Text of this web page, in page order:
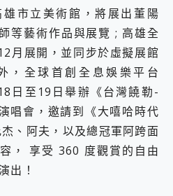
市立美術館，將展出董陽
等藝術作品與展覽 ; 高雄全
月展開，並同步於虛擬展館
，全球首創全息娛樂平台
日至19日舉辦《台灣饒勒-
唱會，邀請到《大嘻哈時代
、阿夫，以及總冠軍阿跨面
， 享受 360 度觀賞的自由
出！